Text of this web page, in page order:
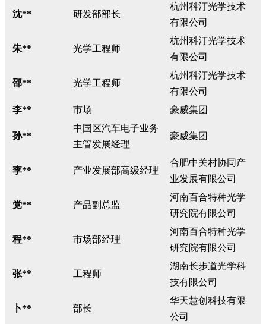
沈** 研发部部长
杭州科汀光学技术
有限公司
朱** 光学工程师
杭州科汀光学技术
有限公司
邵** 光学工程师
杭州科汀光学技术
有限公司
李**
市场 豪威集团
孙**
中国区汽车电子业务
主管发展经理
豪威集团
李** 产业发展部高级经理
合肥中关村协同产
业发展有限公司
党** 产品副总监
河南百合特种光学
研究院有限公司
程** 市场部经理
河南百合特种光学
研究院有限公司
张** 工程师
湖南长步道光学科
技有限公司
卜** 部长
华天慧创科技有限
公司